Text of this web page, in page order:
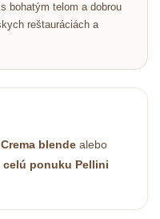
bohatým telom a dobrou
reštauráciách a
blende alebo
celú ponuku Pellini